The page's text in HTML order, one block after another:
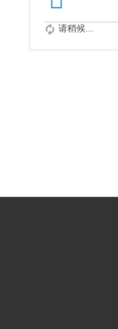
请稍候...